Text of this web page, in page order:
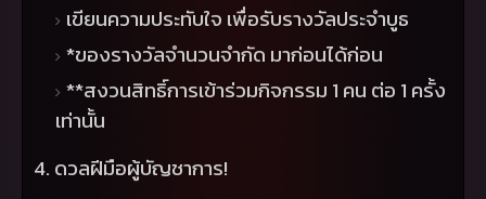
เขียนความประทับใจ เพื่อรับรางวัลประจำบูธ
*ของรางวัลจำนวนจำกัด มาก่อนได้ก่อน
**สงวนสิทธิ์การเข้าร่วมกิจกรรม 1 คน ต่อ 1 ครั้ง
เท่านั้น
4. ดวลฝีมือผู้บัญชาการ!